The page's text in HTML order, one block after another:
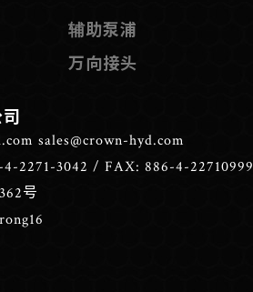
辅助泵浦
万向接头
sales@crown-hyd.com
2271-3042 / FAX: 886-4-22710999
号